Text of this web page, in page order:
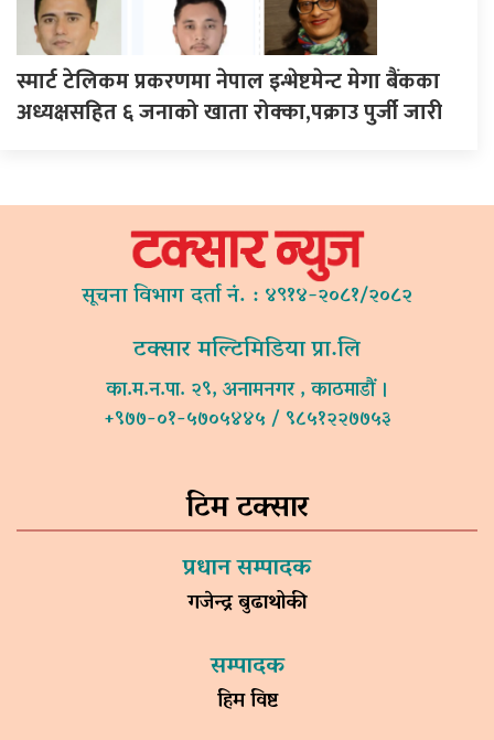
स्मार्ट टेलिकम प्रकरणमा नेपाल इन्भेष्टमेन्ट मेगा बैंकका
अध्यक्षसहित ६ जनाको खाता रोक्का,पक्राउ पुर्जी जारी
सूचना विभाग दर्ता नं. : ४९१४-२०८१/२०८२
टक्सार मल्टिमिडिया प्रा.लि
का.म.न.पा. २९, अनामनगर , काठमाडौं ।
+९७७-०१-५७०५४४५ / ९८५१२२७७५३
टिम टक्सार
प्रधान सम्पादक
गजेन्द्र बुढाथोकी
सम्पादक
हिम विष्ट